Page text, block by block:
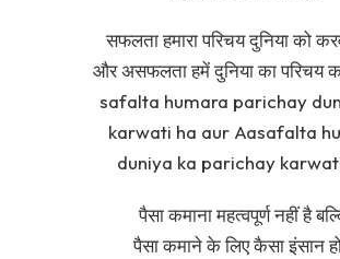
सफलता हमारा परिचय दुनिया को
और असफलता हमें दुनिया का परिचय
safalta humara parichay
karwati ha aur Aasafalta
duniya ka parichay
पैसा कमाना महत्वपूर्ण नहीं है
पैसा कमाने के लिए कैसा इंसान